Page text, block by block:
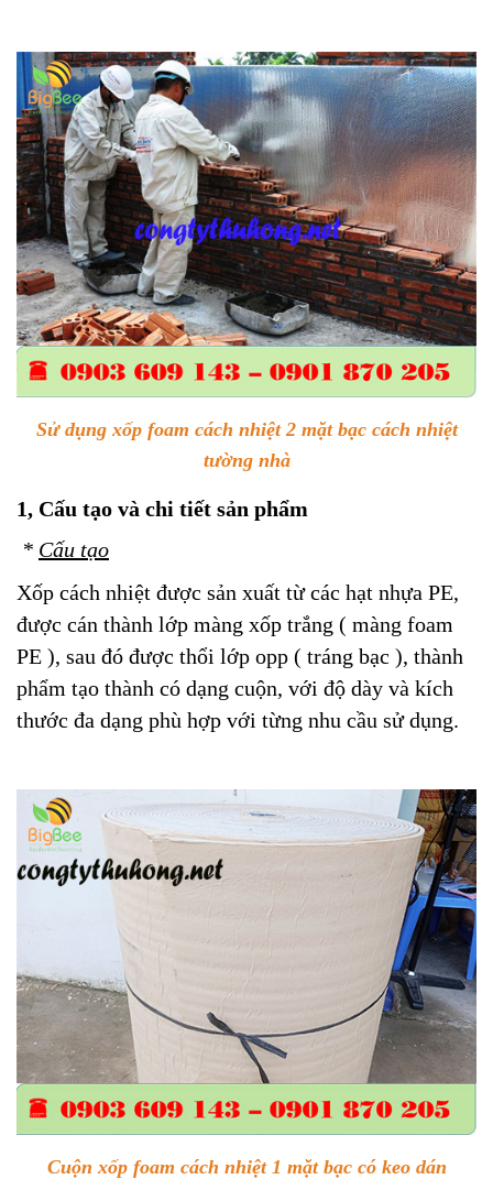
Sử dụng xốp foam cách nhiệt 2 mặt bạc cách nhiệt
tường nhà
1, Cấu tạo và chi tiết sản phẩm
* Cấu tạo
Xốp cách nhiệt được sản xuất từ các hạt nhựa PE,
được cán thành lớp màng xốp trắng ( màng foam
PE ), sau đó được thổi lớp opp ( tráng bạc ), thành
phẩm tạo thành có dạng cuộn, với độ dày và kích
thước đa dạng phù hợp với từng nhu cầu sử dụng.
Cuộn xốp foam cách nhiệt 1 mặt bạc có keo dán